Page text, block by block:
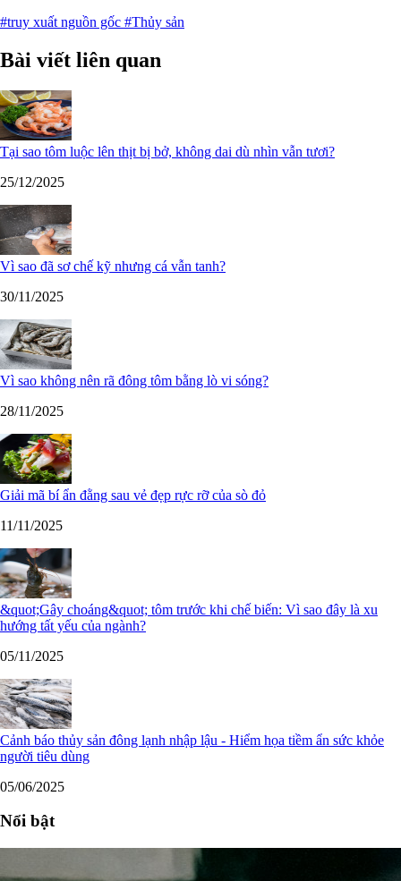
#truy xuất nguồn gốc #Thủy sản
Bài viết liên quan
Tại sao tôm luộc lên thịt bị bở, không dai dù nhìn vẫn tươi?
25/12/2025
Vì sao đã sơ chế kỹ nhưng cá vẫn tanh?
30/11/2025
Vì sao không nên rã đông tôm bằng lò vi sóng?
28/11/2025
Giải mã bí ẩn đằng sau vẻ đẹp rực rỡ của sò đỏ
11/11/2025
&quot;Gây choáng&quot; tôm trước khi chế biến: Vì sao đây là xu
hướng tất yếu của ngành?
05/11/2025
Cảnh báo thủy sản đông lạnh nhập lậu - Hiểm họa tiềm ẩn sức khỏe
người tiêu dùng
05/06/2025
Nổi bật